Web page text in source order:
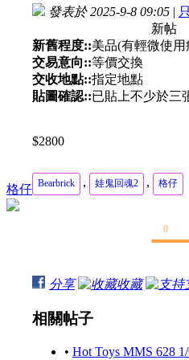
格仔
發表於 2025-9-8 09:05 |
新帖
新舊程度::美品(有輕微使
交易意向::等價交換
交收地點::指定地點
貼圖確認::已貼上不少於三
$2800
Bearbrick , 娃鬼回魂2 , 格仔
0
分享 收藏
相關帖子
• Hot Toys MMS 628